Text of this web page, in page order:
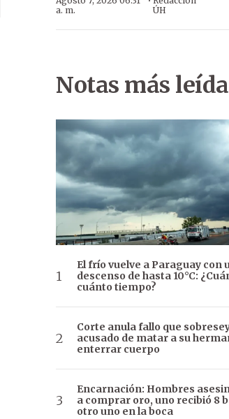
a. m.
ÚH
Notas más
El frío vuelve a Paraguay con
descenso de hasta 10°C:
cuánto tiempo?
Corte anula fallo que
acusado de matar a su
enterrar cuerpo
Encarnación: Hombres
a comprar oro, uno recibió 8
otro uno en la boca